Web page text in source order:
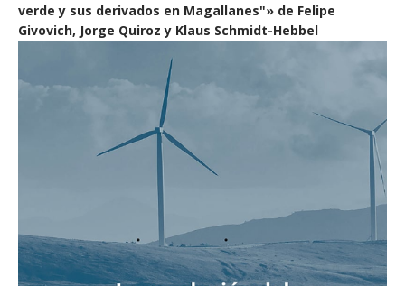
verde y sus derivados en Magallanes"» de Felipe
Givovich, Jorge Quiroz y Klaus Schmidt-Hebbel